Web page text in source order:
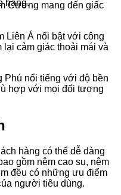
hàng.
Cương mang đến giấc
Liên Á nổi bật với công
lại cảm giác thoải mái và
Phú nổi tiếng với độ bền
hợp với mọi đối tượng
hàng có thể dễ dàng
gồm nệm cao su, nệm
đều có những ưu điểm
người tiêu dùng.